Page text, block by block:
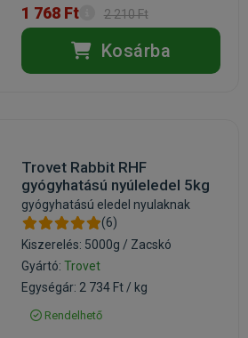
1 768 Ft 2 210 Ft
Kosárba
Trovet Rabbit RHF
gyógyhatású nyúleledel 5kg
gyógyhatású eledel nyulaknak
(6)
Kiszerelés: 5000g / Zacskó
Gyártó: Trovet
Egységár: 2 734 Ft / kg
Rendelhető